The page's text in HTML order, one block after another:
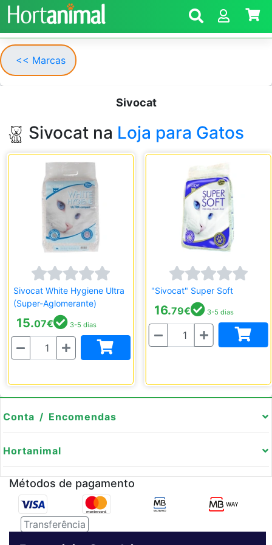
<< Marcas
Sivocat
Sivocat na Loja para Gatos
Sivocat White Hygiene Ultra
(Super-Aglomerante)
15.07€ 3-5 dias
Quantidade
"Sivocat" Super Soft
16.79€ 3-5 dias
Quantidade
Conta / Encomendas
Hortanimal
Métodos de pagamento
Transferência
Serviço de entregas